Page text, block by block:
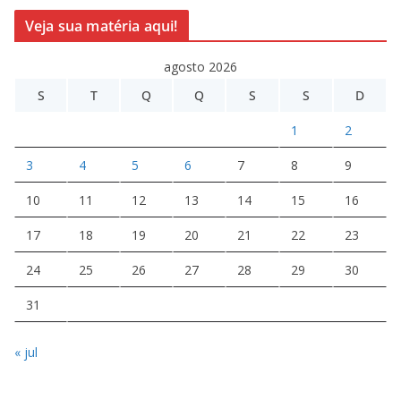
Veja sua matéria aqui!
agosto 2026
S
T Q Q S S D
1 2
3 4 5 6 7 8 9
10 11 12 13 14 15 16
17 18 19 20 21 22 23
24 25 26 27 28 29 30
31
« jul